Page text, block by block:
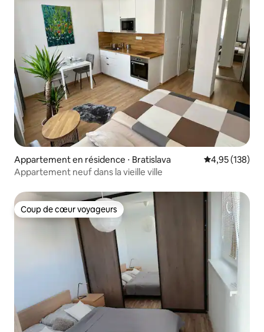
Appartement en résidence ⋅ Bratislava Évaluation
4,95 (138)
Appartement neuf dans la vieille ville
Coup de cœur voyageurs
Coup de cœur voyageurs